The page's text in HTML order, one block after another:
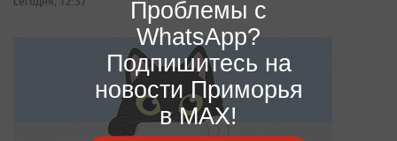
Проблемы с
WhatsApp?
Подпишитесь на
новости Приморья
в MAX!